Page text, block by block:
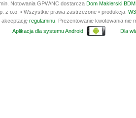
Notowania GPW/NC dostarcza Dom Maklerski
z o.o. • Wszystkie prawa zastrzeżone • produkcja:
akceptację regulaminu . Prezentowanie kwotowania
Aplikacja dla systemu Android Dla